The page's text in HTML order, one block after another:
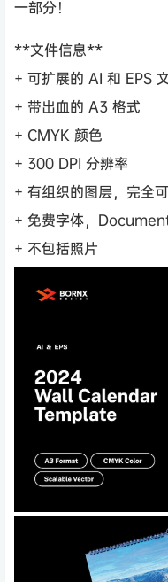
一部分！
**文件信息**
+ 可扩展的 AI 和 EPS
+ 带出血的 A3 格式
+ CMYK 颜色
+ 300 DPI 分辨率
+ 有组织的图层，完全
+ 免费字体，
+ 不包括照片